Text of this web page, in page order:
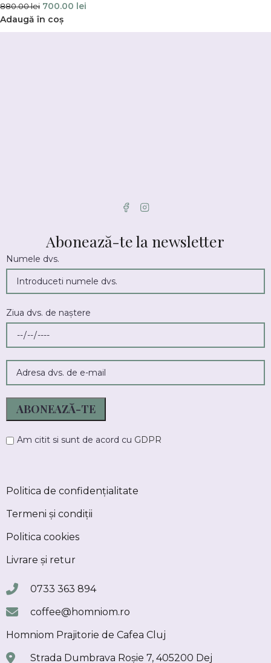
880.00lei 700.00 lei
Adaugă în coș
Abonează-te la newsletter
Numele dvs.
Ziua dvs. de naștere
Am citit si sunt de acord cu GDPR
Politica de confidențialitate
Termeni și condiții
Politica cookies
Livrare și retur
0733 363 894
coffee@homniom.ro
Homniom Prajitorie de Cafea Cluj
Strada Dumbrava Roșie 7, 405200 Dej